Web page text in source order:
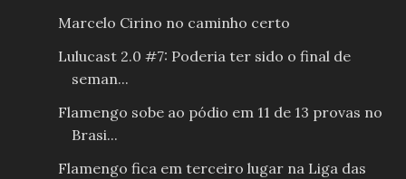
Marcelo Cirino no caminho certo
Lulucast 2.0 #7: Poderia ter sido o final de
seman...
Flamengo sobe ao pódio em 11 de 13 provas no
Brasi...
Flamengo fica em terceiro lugar na Liga das